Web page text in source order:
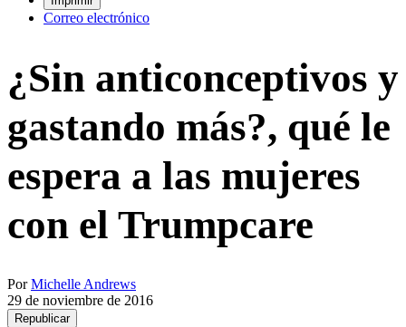
Correo electrónico
¿Sin anticonceptivos y
gastando más?, qué le
espera a las mujeres
con el Trumpcare
PorMichelle Andrews
29 de noviembre de 2016
Republicar